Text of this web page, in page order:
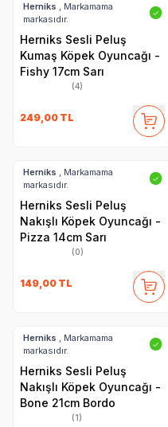
Herniks , Markamama
markasıdır.
✓
Herniks Sesli Peluş
Kumaş Köpek Oyuncağı -
Fishy 17cm Sarı
(4)
249,00 TL
Herniks , Markamama
markasıdır.
✓
Herniks Sesli Peluş
Nakışlı Köpek Oyuncağı -
Pizza 14cm Sarı
(0)
149,00 TL
Herniks , Markamama
markasıdır.
✓
Herniks Sesli Peluş
Nakışlı Köpek Oyuncağı -
Bone 21cm Bordo
(1)